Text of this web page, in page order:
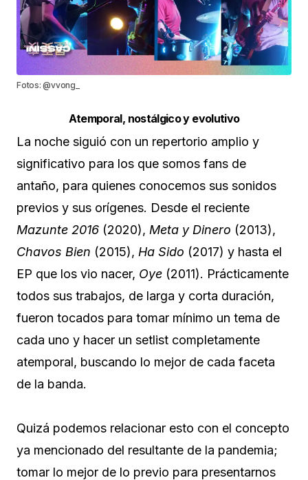
Fotos: @vvong_
Atemporal, nostálgico y evolutivo
La noche siguió con un repertorio amplio y
significativo para los que somos fans de
antaño, para quienes conocemos sus sonidos
previos y sus orígenes. Desde el reciente
Mazunte 2016 (2020), Meta y Dinero (2013),
Chavos Bien (2015), Ha Sido (2017) y hasta el
EP que los vio nacer, Oye (2011). Prácticamente
todos sus trabajos, de larga y corta duración,
fueron tocados para tomar mínimo un tema de
cada uno y hacer un setlist completamente
atemporal, buscando lo mejor de cada faceta
de la banda.
Quizá podemos relacionar esto con el concepto
ya mencionado del resultante de la pandemia;
tomar lo mejor de lo previo para presentarnos